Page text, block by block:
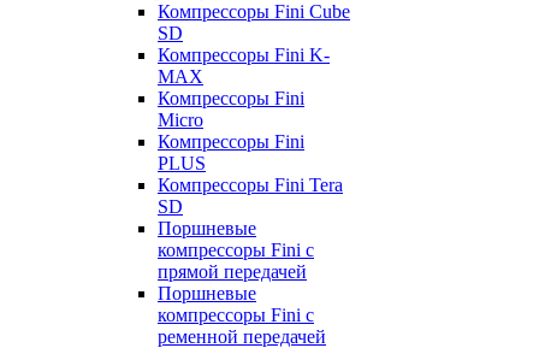
Компрессоры Fini Cube
SD
Компрессоры Fini K-
MAX
Компрессоры Fini
Micro
Компрессоры Fini
PLUS
Компрессоры Fini Tera
SD
Поршневые
компрессоры Fini с
прямой передачей
Поршневые
компрессоры Fini с
ременной передачей